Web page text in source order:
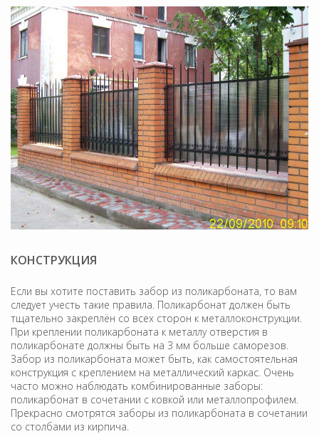
КОНСТРУКЦИЯ
Если вы хотите поставить забор из поликарбоната, то вам
следует учесть такие правила. Поликарбонат должен быть
тщательно закреплён со всех сторон к металлоконструкции.
При креплении поликарбоната к металлу отверстия в
поликарбонате должны быть на 3 мм больше саморезов.
Забор из поликарбоната может быть, как самостоятельная
конструкция с креплением на металлический каркас. Очень
часто можно наблюдать комбинированные заборы:
поликарбонат в сочетании с ковкой или металлопрофилем.
Прекрасно смотрятся заборы из поликарбоната в сочетании
со столбами из кирпича.